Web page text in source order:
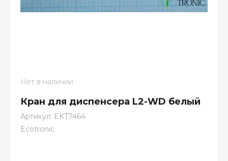
Нет в наличии
Кран для диспенсера L2-WD белый
Артикул: EKT7464
Ecotronic